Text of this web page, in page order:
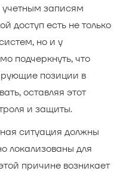
учетным записям
доступ есть не только
но и у
подчеркнуть, что
позиции в
оставляя этот
и защиты.
ситуация должны
локализованы для
причине возникает